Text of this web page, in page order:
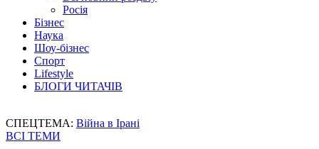
Росія
Бізнес
Наука
Шоу-бізнес
Спорт
Lifestyle
БЛОГИ ЧИТАЧІВ
СПЕЦТЕМА: Війна в Ірані
ВСІ ТЕМИ